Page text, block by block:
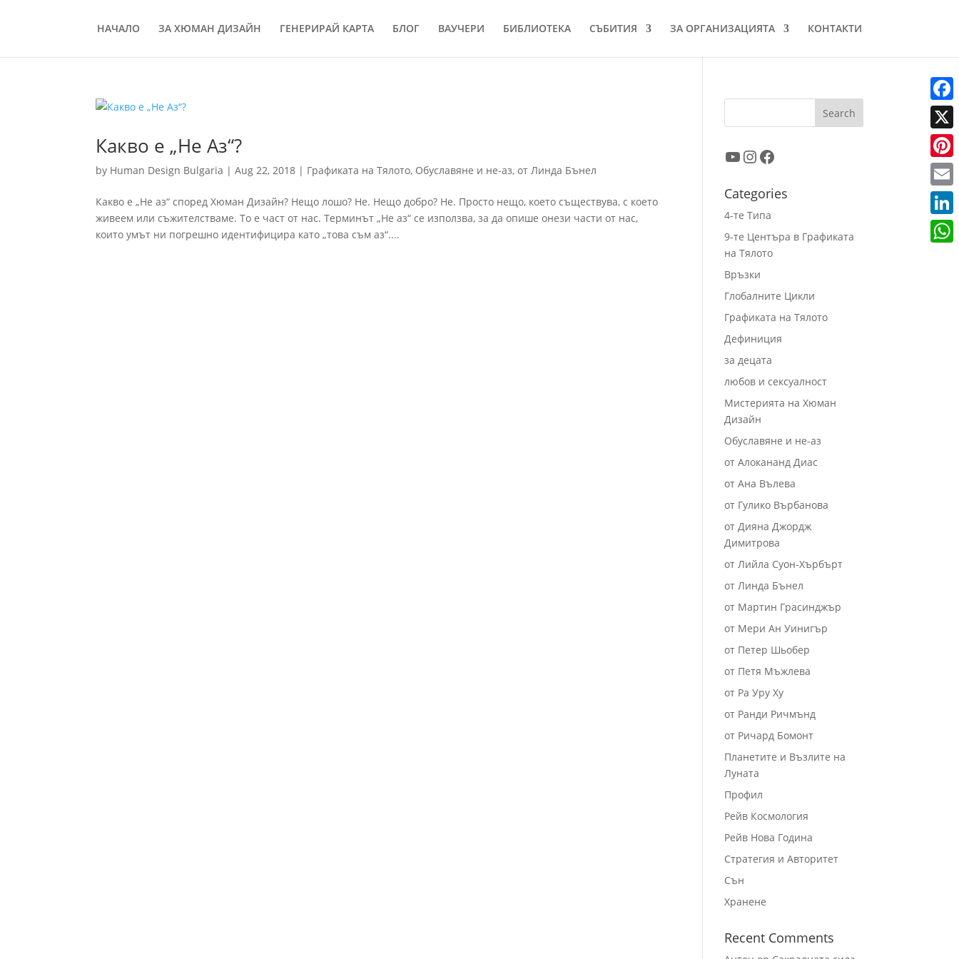
НАЧАЛО ЗА ХЮМАН ДИЗАЙН ГЕНЕРИРАЙ КАРТА БЛОГ ВАУЧЕРИ БИБЛИОТЕКА СЪБИТИЯ ЗА ОРГАНИЗАЦИЯТА КОНТАКТИ
Какво е „Не Аз“?
by Human Design Bulgaria |Aug 22, 2018 | Графиката на Тялото, Обуславяне и не-аз,от Линда Бънел
Какво е „Не аз“ според Хюман Дизайн? Нещо лошо? Не. Нещо добро? Не. Просто нещо, което съществува, с което
живеем или съжителстваме. То е част от нас. Терминът „Не аз“ се използва, за да опише онези части от нас,
които умът ни погрешно идентифицира като „това съм аз“....
YouTube
Instagram
Facebook
Categories
4-те Типа
9-те Центъра в Графиката
на Тялото
Връзки
Глобалните Цикли
Графиката на Тялото
Дефиниция
за децата
любов и сексуалност
Мистерията на Хюман
Дизайн
Обуславяне и не-аз
от Алокананд Диас
от Ана Вълева
от Гулико Върбанова
от Дияна Джордж
Димитрова
от Лийла Суон-Хърбърт
от Линда Бънел
от Мартин Грасинджър
от Мери Ан Уинигър
от Петер Шьобер
от Петя Мъжлева
от Ра Уру Ху
от Ранди Ричмънд
от Ричард Бомонт
Планетите и Възлите на
Луната
Профил
Рейв Космология
Рейв Нова Година
Стратегия и Авторитет
Сън
Хранене
Recent Comments
X
Email